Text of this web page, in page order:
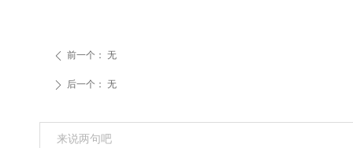
ꄴ 前一个： 无
ꄲ 后一个： 无